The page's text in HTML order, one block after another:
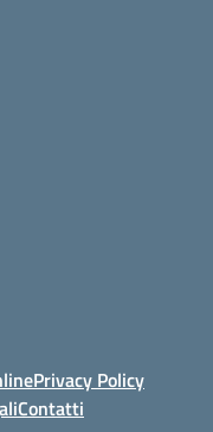
Privacy Policy
Contatti